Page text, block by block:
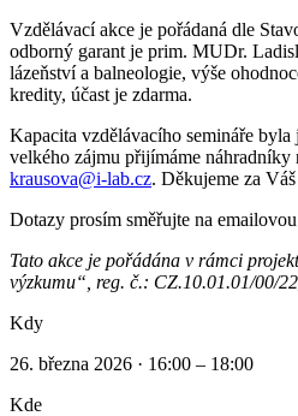
Vzdělávací akce je pořádaná dle
odborný garant je prim. MUDr.
lázeňství a balneologie, výše
kredity, účast je zdarma.
Kapacita vzdělávacího semináře
velkého zájmu přijímáme náhradníky
krausova@i-lab.cz. Děkujeme za
Dotazy prosím směřujte na emailovou
Tato akce je pořádána v rámci
výzkumu“, reg. č.: CZ.10.01.01/00/
Kdy
26. března 2026 · 16:00 – 18:00
Kde